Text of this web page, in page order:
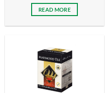
READ MORE